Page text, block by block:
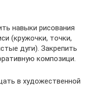
навыки рисования
(кружочки, точки,
дуги). Закрепить
композици.
в художественной